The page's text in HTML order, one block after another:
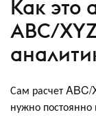
Как это
ABC/
Сам расчет ABC/
нужно постоянно